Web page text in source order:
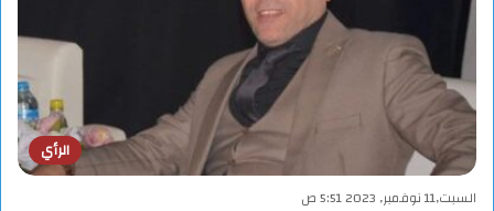
الرأي
السبت,11 نوفمبر, 2023 5:51 ص